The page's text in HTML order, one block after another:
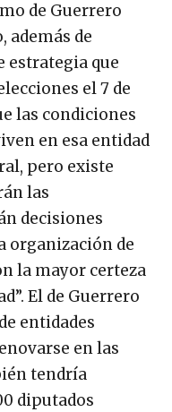
de Guerrero
además de
estrategia que
el 7 de
las condiciones
en esa entidad
pero existe
las
decisiones
organización de
la mayor certeza
El de Guerrero
entidades
en las
tendría
diputados